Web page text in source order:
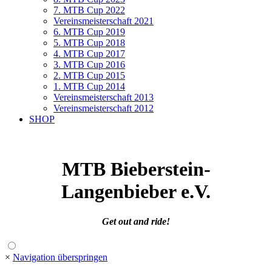
7. MTB Cup 2022
Vereinsmeisterschaft 2021
6. MTB Cup 2019
5. MTB Cup 2018
4. MTB Cup 2017
3. MTB Cup 2016
2. MTB Cup 2015
1. MTB Cup 2014
Vereinsmeisterschaft 2013
Vereinsmeisterschaft 2012
SHOP
MTB Bieberstein-
Langenbieber e.V.
Get out and ride!
× Navigation überspringen